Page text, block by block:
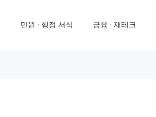
민원 · 행정 서식 금융 · 재테크